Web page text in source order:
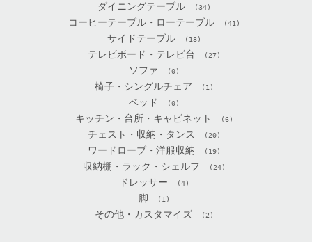
ダイニングテーブル (34)
コーヒーテーブル・ローテーブル (41)
サイドテーブル (18)
テレビボード・テレビ台 (27)
ソファ (0)
椅子・シングルチェア (1)
ベッド (0)
キッチン・台所・キャビネット (6)
チェスト・収納・タンス (20)
ワードローブ・洋服収納 (19)
収納棚・ラック・シェルフ (24)
ドレッサー (4)
脚 (1)
その他・カスタマイズ (2)